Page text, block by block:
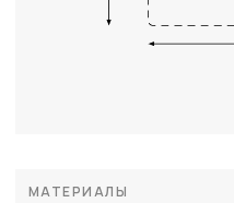
МАТЕРИАЛЫ